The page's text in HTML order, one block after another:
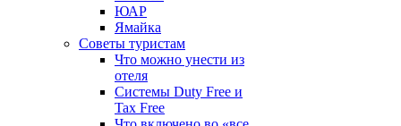
ЮАР
Ямайка
Советы туристам
Что можно унести из
отеля
Системы Duty Free и
Tax Free